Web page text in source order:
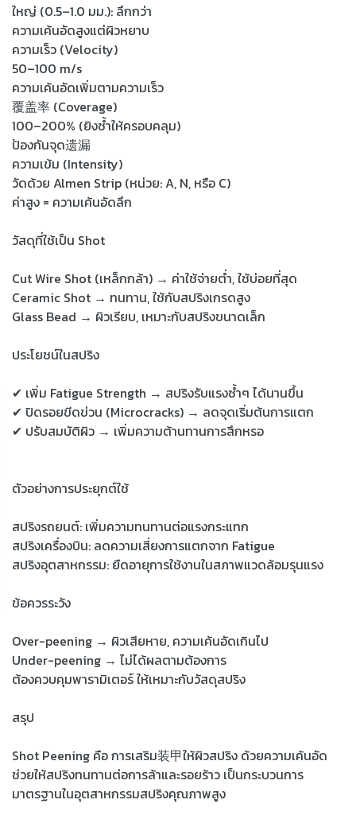
ใหญ่ (0.5–1.0 มม.): ลึกกว่า
ความเค้นอัดสูงแต่ผิวหยาบ
ความเร็ว (Velocity)
50–100 m/s
ความเค้นอัดเพิ่มตามความเร็ว
覆盖率 (Coverage)
100–200% (ยิงซ้ำให้ครอบคลุม)
ป้องกันจุด遗漏
ความเข้ม (Intensity)
วัดด้วย Almen Strip (หน่วย: A, N, หรือ C)
ค่าสูง = ความเค้นอัดลึก
วัสดุที่ใช้เป็น Shot
Cut Wire Shot (เหล็กกล้า) → ค่าใช้จ่ายต่ำ, ใช้บ่อยที่สุด
Ceramic Shot → ทนทาน, ใช้กับสปริงเกรดสูง
Glass Bead → ผิวเรียบ, เหมาะกับสปริงขนาดเล็ก
ประโยชน์ในสปริง
✔ เพิ่ม Fatigue Strength → สปริงรับแรงซ้ำๆ ได้นานขึ้น
✔ ปิดรอยขีดข่วน (Microcracks) → ลดจุดเริ่มต้นการแตก
✔ ปรับสมบัติผิว → เพิ่มความต้านทานการสึกหรอ
ตัวอย่างการประยุกต์ใช้
สปริงรถยนต์: เพิ่มความทนทานต่อแรงกระแทก
สปริงเครื่องบิน: ลดความเสี่ยงการแตกจาก Fatigue
สปริงอุตสาหกรรม: ยืดอายุการใช้งานในสภาพแวดล้อมรุนแรง
ข้อควรระวัง
Over-peening → ผิวเสียหาย, ความเค้นอัดเกินไป
Under-peening → ไม่ได้ผลตามต้องการ
ต้องควบคุมพารามิเตอร์ ให้เหมาะกับวัสดุสปริง
สรุป
Shot Peening คือ การเสริม装甲ให้ผิวสปริง ด้วยความเค้นอัด
ช่วยให้สปริงทนทานต่อการล้าและรอยร้าว เป็นกระบวนการ
มาตรฐานในอุตสาหกรรมสปริงคุณภาพสูง